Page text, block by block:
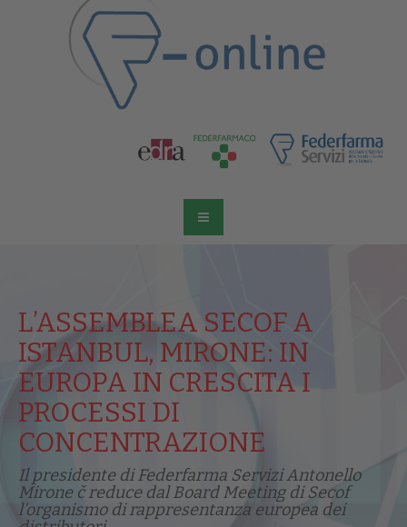
L’ASSEMBLEA SECOF A
ISTANBUL, MIRONE: IN
EUROPA IN CRESCITA I
PROCESSI DI
CONCENTRAZIONE
Il presidente di Federfarma Servizi Antonello
Mirone č reduce dal Board Meeting di Secof
l'organismo di rappresentanza europea dei